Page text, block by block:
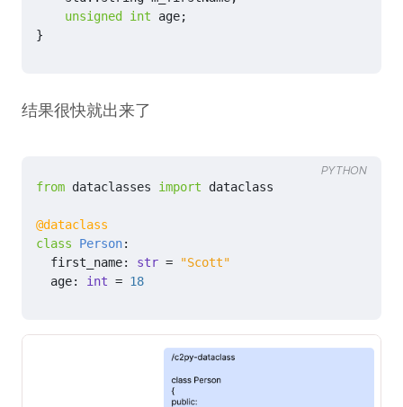
unsigned
int age;
}
结果很快就出来了
from dataclasses import dataclass
@dataclass
class
Person:
first_name: str =
"Scott"
age: int = 18
PYTHON